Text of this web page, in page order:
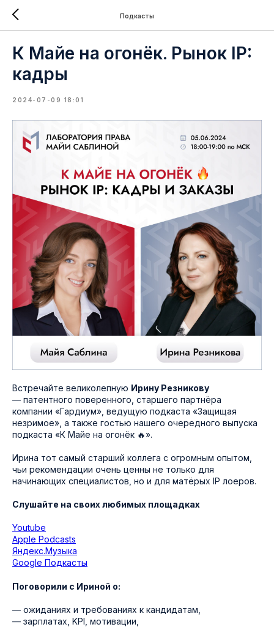
Подкасты
К Майе на огонёк. Рынок IP:
кадры
2024-07-09 18:01
Встречайте великолепную Ирину Резникову
— патентного поверенного, старшего партнёра
компании «Гардиум», ведущую подкаста «Защищая
незримое», а также гостью нашего очередного выпуска
подкаста «К Майе на огонёк 🔥».
Ирина тот самый старший коллега с огромным опытом,
чьи рекомендации очень ценны не только для
начинающих специалистов, но и для матёрых IP лоеров.
Слушайте на своих любимых площадках
Youtube
Apple Podcasts
Яндекс.Музыка
Google Подкасты
Поговорили с Ириной о:
— ожиданиях и требованиях к кандидатам,
— зарплатах, KPI, мотивации,